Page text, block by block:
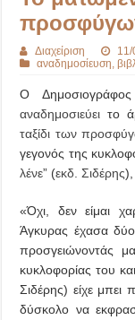
Διαχείριση
11/
αναδημοσίευση,
Ο
αναδημοσιεύει το
ταξίδι των
γεγονός της
λένε” (εκδ. Σιδέρης
«Όχι, δεν είμαι
Άγκυρας έχασα δύο
προσγειώνοντάς
κυκλοφορίας του
Σιδέρης) είχε μπει
δύσκολο να